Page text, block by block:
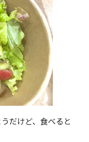
だけど、食べると